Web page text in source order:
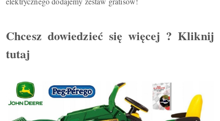
Chcesz dowiedzieć się więcej ? Kliknij
tutaj